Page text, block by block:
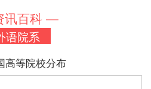
百科 —
语院系
高等院校分布